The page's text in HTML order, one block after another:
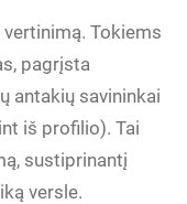
Tokiems
pagrįsta
antakių savininkai
iš profilio). Tai
sustiprinantį
versle.